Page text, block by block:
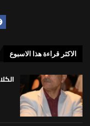
الاكثر قراءة هذا الاسبوع